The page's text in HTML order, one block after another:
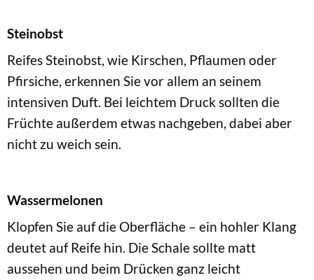
Steinobst
Reifes Steinobst, wie Kirschen, Pflaumen oder
Pfirsiche, erkennen Sie vor allem an seinem
intensiven Duft. Bei leichtem Druck sollten die
Früchte außerdem etwas nachgeben, dabei aber
nicht zu weich sein.
Wassermelonen
Klopfen Sie auf die Oberfläche – ein hohler Klang
deutet auf Reife hin. Die Schale sollte matt
aussehen und beim Drücken ganz leicht